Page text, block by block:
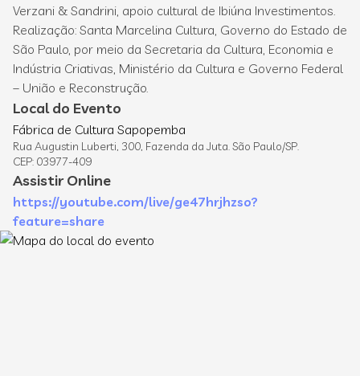
Verzani & Sandrini, apoio cultural de Ibiúna Investimentos.
Realização: Santa Marcelina Cultura, Governo do Estado de
São Paulo, por meio da Secretaria da Cultura, Economia e
Indústria Criativas, Ministério da Cultura e Governo Federal
– União e Reconstrução.
Local do Evento
Fábrica de Cultura Sapopemba
Rua Augustin Luberti, 300, Fazenda da Juta. São Paulo/SP.
CEP: 03977-409
Assistir Online
https://youtube.com/live/ge47hrjhzso?
feature=share